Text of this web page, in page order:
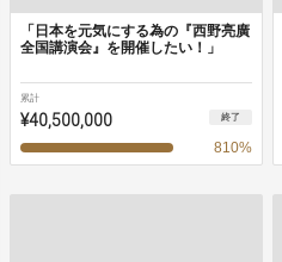
「日本を元気にする為の『西野亮廣
全国講演会』を開催したい！」
累計
¥40,500,000 終了
810%